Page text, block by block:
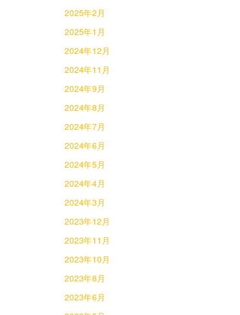
2025年2月
2025年1月
2024年12月
2024年11月
2024年9月
2024年8月
2024年7月
2024年6月
2024年5月
2024年4月
2024年3月
2023年12月
2023年11月
2023年10月
2023年8月
2023年6月